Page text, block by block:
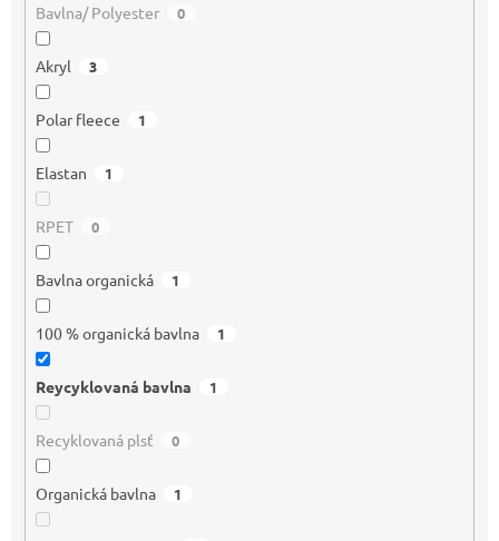
Bavlna/ Polyester 0
Akryl 3
Polar fleece 1
Elastan 1
RPET 0
Bavlna organická 1
100 % organická bavlna 1
Reycyklovaná bavlna 1
Recyklovaná plsť 0
Organická bavlna 1